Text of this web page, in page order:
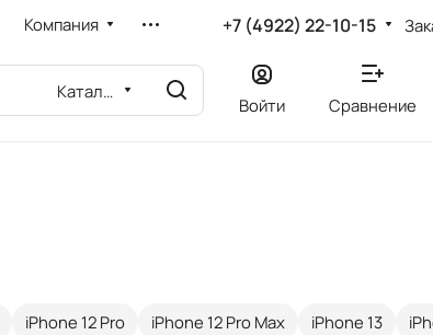
Компания +7 (4922) 22-10-15
Каталог
Войти Сравнение
iPhone 12 Pro iPhone 12 Pro Max iPhone 13